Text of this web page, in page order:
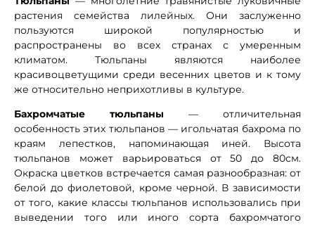
растения семейства лилейных. Они заслуженно
пользуются широкой популярностью и
распространены во всех странах с умеренным
климатом. Тюльпаны являются наиболее
красивоцветущими среди весенних цветов и к тому
же относительно неприхотливы в культуре.
Бахромчатые тюльпаны — отличительная
особенность этих тюльпанов — игольчатая бахрома по
краям лепестков, напоминающая иней. Высота
тюльпанов может варьироваться от 50 до 80см.
Окраска цветков встречается самая разнообразная: от
белой до фиолетовой, кроме черной. В зависимости
от того, какие классы тюльпанов использовались при
выведении того или иного сорта бахромчатого